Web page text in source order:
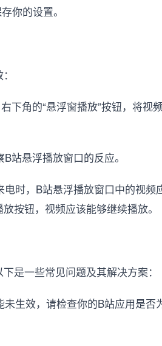
你的设置。
下角的“悬浮窗播放”按钮，将视
站悬浮播放窗口的反应。
时，B站悬浮播放窗口中的视频
按钮，视频应该能够继续播放。
是一些常见问题及其解决方案：
生效，请检查你的B站应用是否